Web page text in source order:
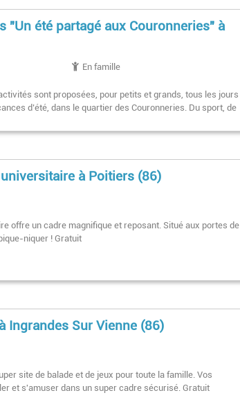
"Un été partagé aux Couronneries" à
En famille
sont proposées, pour petits et grands, tous les jours
d’été, dans le quartier des Couronneries. Du sport, de
à Poitiers (86)
offre un cadre magnifique et reposant. Situé aux portes de
niquer ! Gratuit
Ingrandes Sur Vienne (86)
site de balade et de jeux pour toute la famille. Vos
et s'amuser dans un super cadre sécurisé. Gratuit